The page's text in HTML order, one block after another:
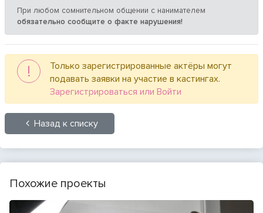
При любом сомнительном общении с нанимателем
обязательно сообщите о факте нарушения!
!
Только зарегистрированные актёры могут
подавать заявки на участие в кастингах.
Зарегистрироваться или Войти
Назад к списку
Похожие проекты